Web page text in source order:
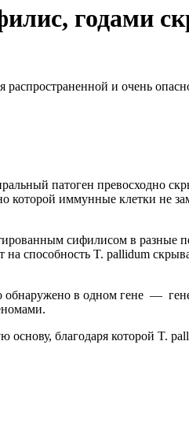
годами
и очень
патоген превосходно
которой иммунные клетки не
сифилисом в разные
на способность T. pallidum
обнаружено в одном гене —
основу, благодаря которой T.